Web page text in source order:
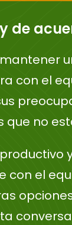
de
con el
que no
con el